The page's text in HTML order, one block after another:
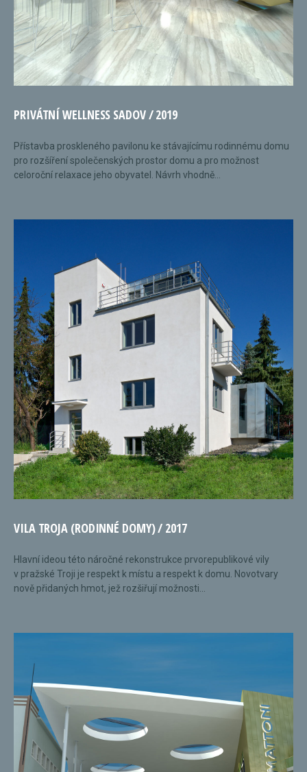
PRIVÁTNÍ WELLNESS SADOV / 2019
Přístavba proskleného pavilonu ke stávajícímu rodinnému domu
pro rozšíření společenských prostor domu a pro možnost
celoroční relaxace jeho obyvatel. Návrh vhodně...
VILA TROJA (RODINNÉ DOMY) / 2017
Hlavní ideou této náročné rekonstrukce prvorepublikové vily
v pražské Troji je respekt k místu a respekt k domu. Novotvary
nově přidaných hmot, jež rozšiřují možnosti...